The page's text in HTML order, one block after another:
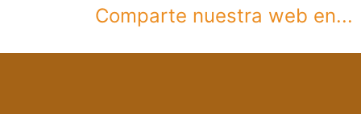
Comparte nuestra web en...